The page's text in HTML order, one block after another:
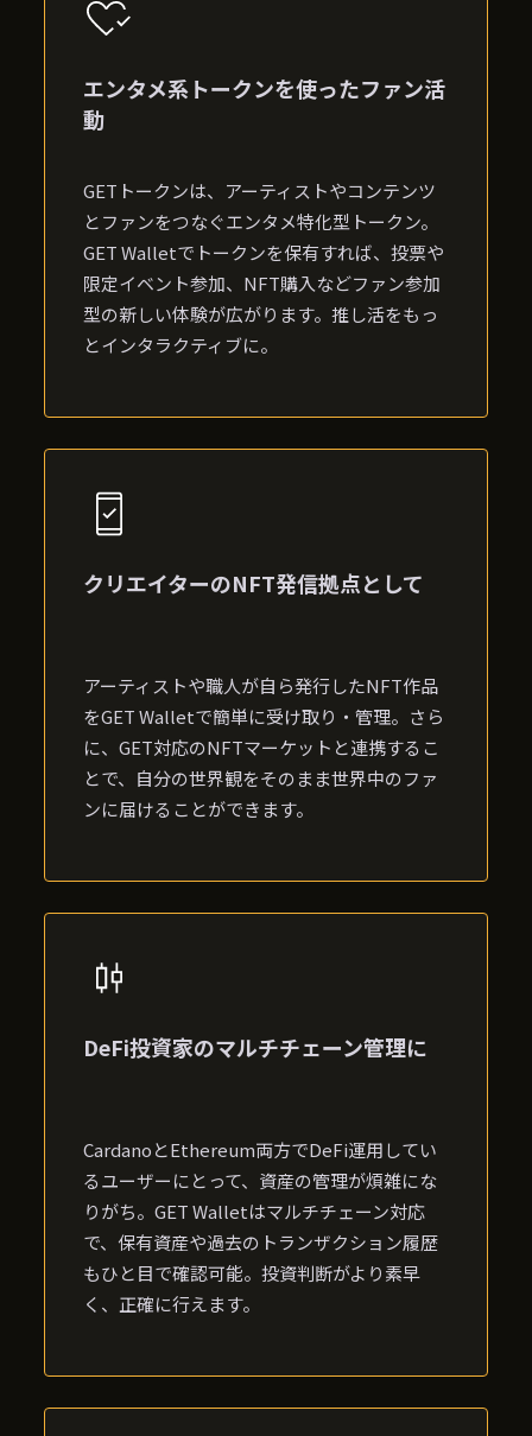
エンタメ系トークンを使ったファン活
動
GETトークンは、アーティストやコンテンツ
とファンをつなぐエンタメ特化型トークン。
GET Walletでトークンを保有すれば、投票や
限定イベント参加、NFT購入などファン参加
型の新しい体験が広がります。推し活をもっ
とインタラクティブに。
クリエイターのNFT発信拠点として
アーティストや職人が自ら発行したNFT作品
をGET Walletで簡単に受け取り・管理。さら
に、GET対応のNFTマーケットと連携するこ
とで、自分の世界観をそのまま世界中のファ
ンに届けることができます。
DeFi投資家のマルチチェーン管理に
CardanoとEthereum両方でDeFi運用してい
るユーザーにとって、資産の管理が煩雑にな
りがち。GET Walletはマルチチェーン対応
で、保有資産や過去のトランザクション履歴
もひと目で確認可能。投資判断がより素早
く、正確に行えます。